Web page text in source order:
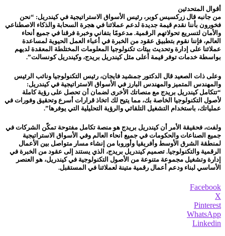
أقوال المتحدثين
من جانبه قال زركسيس كوبر، رئيس الأسواق الاستراتيجية في كيندريل: “نحن
فخورون بأننا نقدم قيمة جديدة لدعم عملائنا في هجرة السحابة والذكاء الاصطناعي
والأمان لتسريع تحولاتهم الرقمية. مدعومًا بتفاني وخبرة فرقنا في جميع أنحاء
العالم، فإننا نقوم بتطبيق عقود من الخبرة في أعباء العمل الحيوية لمساعدة
عملائنا على إدارة وتحديث بيئات تكنولوجيا المعلومات المختلطة المعقدة لديهم
بواسطة خدمات توفر قيمة أعلى مثل كيندريل بريدج، وكيندريل كونسالت”.
وعلى ذات الصعيد قال الدكتور جمشيد فايجان، رئيس التكنولوجيا ونائب الرئيس
والمهندس المتميز والمهندس البارز في الأسواق الاستراتيجية في كيندريل:
“تتكامل كيندريل بريدج مع منصاتك الأخرى لضمان أن تحصل على رؤية كاملة
لأصول التكنولوجيا الخاصة بك، مما يتيح لك اتخاذ قرارات أسرع وتحقيق وفورات في
عملياتك، باستخدام التشغيل التلقائي والرؤية التحليلية التي يوفرها”.
ولفت، فحقيقة الأمر أن كيندريل بريدج هو منصة تكامل مفتوحة تمكّن الشركات في
جميع الصناعات والحكومات في جميع أنحاء العالم وفي الأسواق الاستراتيجية
لمنطقة الشرق الأوسط وأفريقيا وأوروبا من إنشاء مسار متواصل بين الأعمال
الرقمية والتكنولوجيا. تصميم كيندريل بريدج، الذي يستند إلى عقود من الخبرة في
إدارة وتشغيل مجموعة متنوعة من الأصول التكنولوجية في كيندريل، هو العنصر
الأساسي لبناء ودعم أعمال رقمية متينة لعملائنا في المستقبل.
Facebook
X
Pinterest
WhatsApp
Linkedin